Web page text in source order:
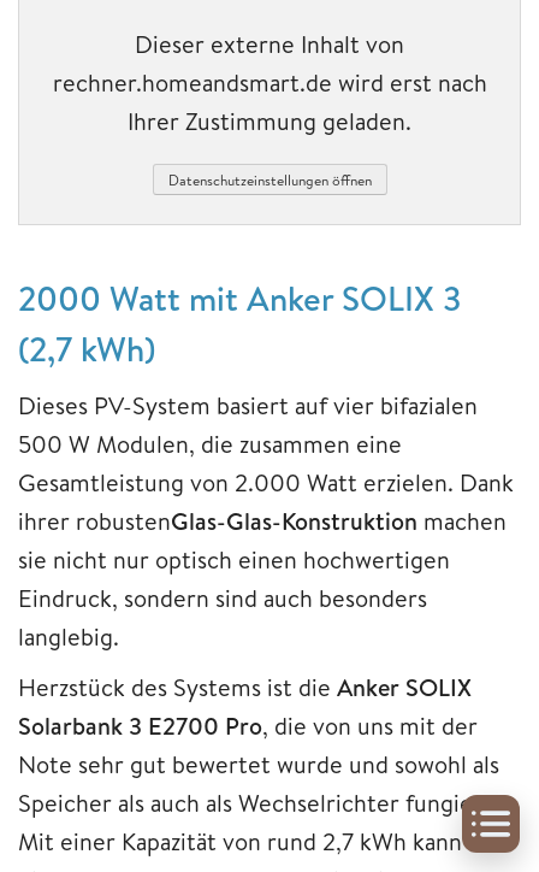
Dieser externe Inhalt von
rechner.homeandsmart.de wird erst nach
Ihrer Zustimmung geladen.
Datenschutzeinstellungen öffnen
2000 Watt mit Anker SOLIX 3
(2,7 kWh)
Dieses PV-System basiert auf vier bifazialen
500 W Modulen, die zusammen eine
Gesamtleistung von 2.000 Watt erzielen. Dank
ihrer robustenGlas-Glas-Konstruktion machen
sie nicht nur optisch einen hochwertigen
Eindruck, sondern sind auch besonders
langlebig.
Herzstück des Systems ist die Anker SOLIX
Solarbank 3 E2700 Pro, die von uns mit der
Note sehr gut bewertet wurde und sowohl als
Speicher als auch als Wechselrichter fungiert.
Mit einer Kapazität von rund 2,7 kWh kann sie